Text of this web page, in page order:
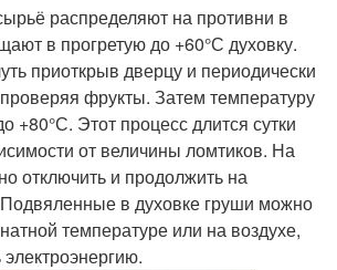
распределяют на противни в
в прогретую до +60°С духовку.
приоткрыв дверцу и периодически
фрукты. Затем температуру
+80°С. Этот процесс длится сутки
от величины ломтиков. На
отключить и продолжить на
в духовке груши можно
температуре или на воздухе,